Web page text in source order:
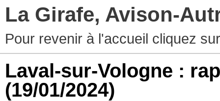
La Girafe, Avison-
Pour revenir à l'accueil cliquez
Laval-sur-Vologne :
(19/01/2024)